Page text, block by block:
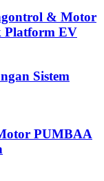
& Motor
Platform EV
Sistem
PUMBAA